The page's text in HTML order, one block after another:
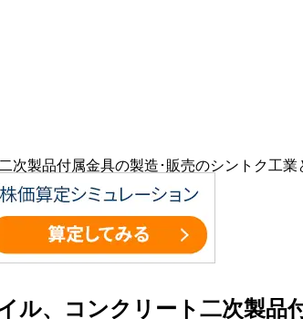
次製品付属金具の製造･販売のシントク工業
ル、コンクリート二次製品